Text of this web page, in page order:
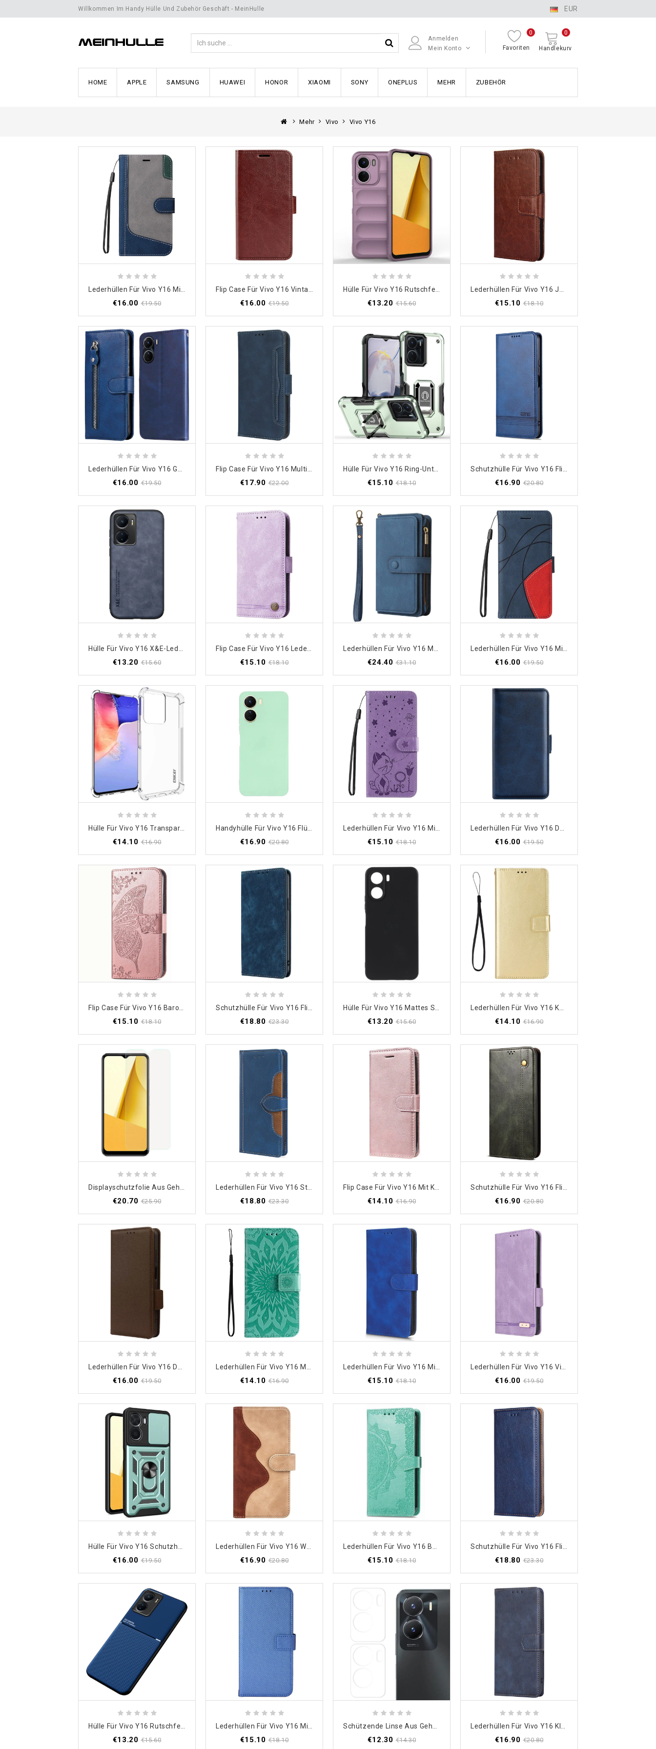
EUR
Willkommen Im Handy Hülle Und Zubehör Geschäft - MeinHulle
Anmelden
Mein Konto
0
Favoriten
0
Handlekurv
HOME APPLE SAMSUNG HUAWEI HONOR XIAOMI SONY ONEPLUS MEHR ZUBEHÖR
Mehr Vivo Vivo Y16
€16.00 €19.50 €16.00 €19.50 €13.20 €15.60 €15.10 €18.10
€16.00 €19.50 €17.90 €22.00 €15.10 €18.10 €16.90 €20.80
€13.20 €15.60 €15.10 €18.10 €24.40 €31.10 €16.00 €19.50
€14.10 €16.90 €16.90 €20.80 €15.10 €18.10 €16.00 €19.50
€15.10 €18.10 €18.80 €23.30 €13.20 €15.60 €14.10 €16.90
€20.70 €25.90 €18.80 €23.30 €14.10 €16.90 €16.90 €20.80
€16.00 €19.50 €14.10 €16.90 €15.10 €18.10 €16.00 €19.50
€16.00 €19.50 €16.90 €20.80 €15.10 €18.10 €18.80 €23.30
€13.20 €15.60 €15.10 €18.10 €12.30 €14.30 €16.90 €20.80